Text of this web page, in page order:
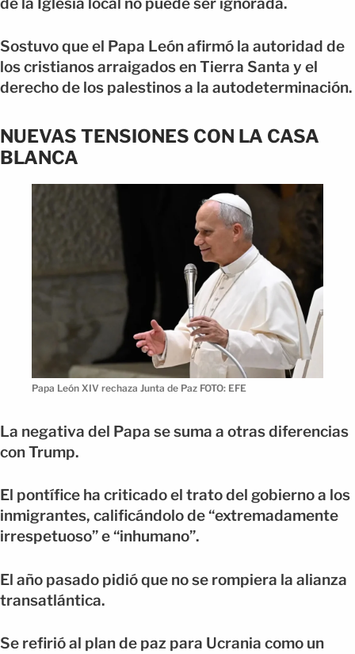
Sostuvo que el Papa León afirmó la autoridad de
los cristianos arraigados en Tierra Santa y el
derecho de los palestinos a la autodeterminación.
NUEVAS TENSIONES CON LA CASA
BLANCA
Papa León XIV rechaza Junta de Paz FOTO: EFE
La negativa del Papa se suma a otras diferencias
con Trump.
El pontífice ha criticado el trato del gobierno a los
inmigrantes, calificándolo de “extremadamente
irrespetuoso” e “inhumano”.
El año pasado pidió que no se rompiera la alianza
transatlántica.
Se refirió al plan de paz para Ucrania como un